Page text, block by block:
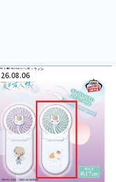
26.08.06